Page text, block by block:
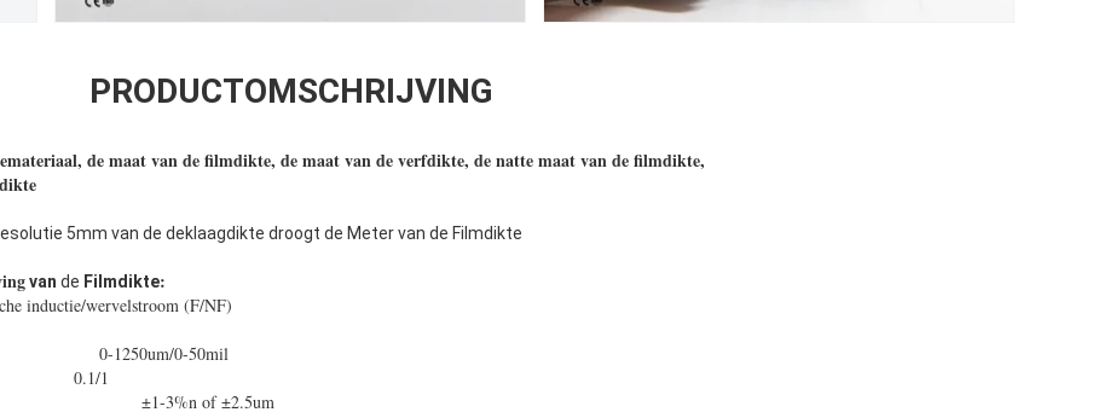
PRODUCTOMSCHRIJVING
de maat van de filmdikte, de maat van de verfdikte, de natte maat van de filmdikte,
5mm van de deklaagdikte droogt de Meter van de Filmdikte
van de Filmdikte:
inductie/wervelstroom (F/NF)
0-1250um/0-50mil
0.1/1
±1-3%n of ±2.5um